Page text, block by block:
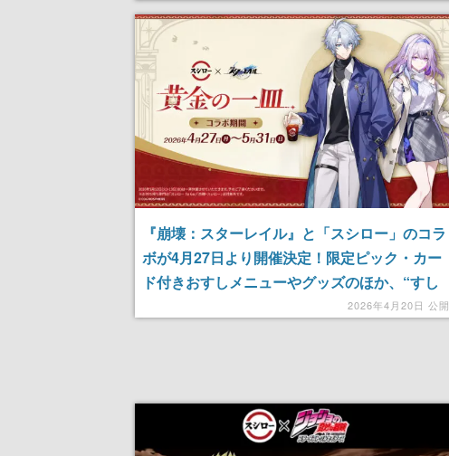
ーの“うまい！”に出会った」をコンセプトにコ
ラボ
『崩壊：スターレイル』と「スシロー」のコラ
ボが4月27日より開催決定！限定ピック・カー
ド付きおすしメニューやグッズのほか、“すし
2026年4月20日 公開